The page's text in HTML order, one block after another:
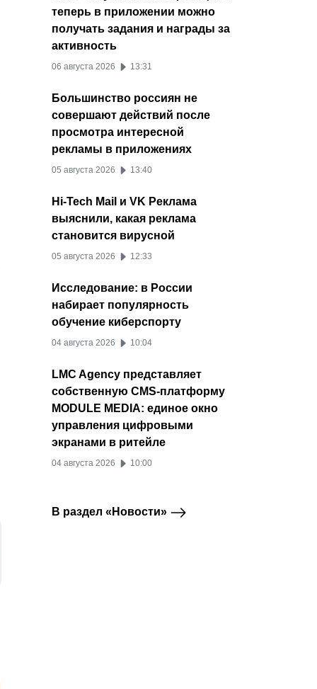
теперь в приложении можно
получать задания и награды за
активность
06 августа 2026 13:31
Большинство россиян не
совершают действий после
просмотра интересной
рекламы в приложениях
05 августа 2026 13:40
Hi-Tech Mail и VK Реклама
выяснили, какая реклама
становится вирусной
05 августа 2026 12:33
Исследование: в России
набирает популярность
обучение киберспорту
04 августа 2026 10:04
LMC Agency представляет
собственную CMS-платформу
MODULE MEDIA: единое окно
управления цифровыми
экранами в ритейле
04 августа 2026 10:00
В раздел «Новости»